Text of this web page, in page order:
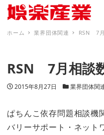
ホーム 業界団体関連 RSN 7
RSN 7月相談
投稿日
2015年8月27日 カテゴリー
業界団体関
ぱちんこ依存問題相談機
バリーサポート・ネット